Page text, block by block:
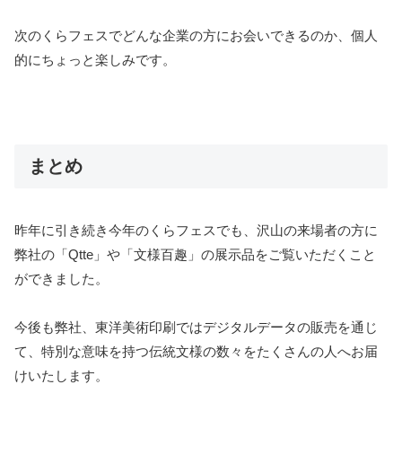
次のくらフェスでどんな企業の方にお会いできるのか、個人
的にちょっと楽しみです。
まとめ
昨年に引き続き今年のくらフェスでも、沢山の来場者の方に
弊社の「Qtte」や「文様百趣」の展示品をご覧いただくこと
ができました。
今後も弊社、東洋美術印刷ではデジタルデータの販売を通じ
て、特別な意味を持つ伝統文様の数々をたくさんの人へお届
けいたします。